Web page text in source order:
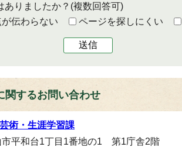
ありましたか？ (複数回答可)
伝わらない ページを探しにくい
送信
関するお問い合わせ
術・生涯学習課
平和台1丁目1番地の1 第1庁舎2階